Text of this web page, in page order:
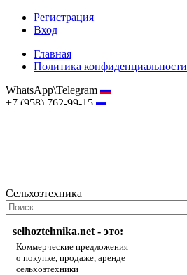
Регистрация
Вход
Главная
Политика конфиденциальности
WhatsApp\Telegram
+7 (958) 762-99-15
Сельхозтехника
selhoztehnika.net - это:
Коммерческие предложения
о покупке, продаже, аренде
сельхозтехники